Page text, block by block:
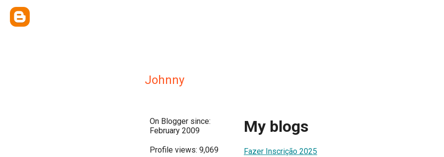
Johnny
On Blogger since:
February 2009
Profile views: 9,069
My blogs
Fazer Inscrição 2025